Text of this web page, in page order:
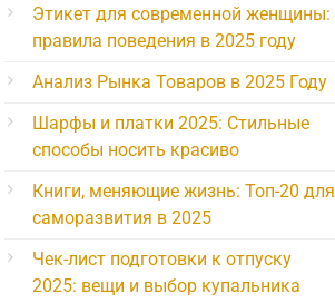
Этикет для современной женщины:
правила поведения в 2025 году
Анализ Рынка Товаров в 2025 Году
Шарфы и платки 2025: Стильные
способы носить красиво
Книги, меняющие жизнь: Топ-20 для
саморазвития в 2025
Чек-лист подготовки к отпуску
2025: вещи и выбор купальника